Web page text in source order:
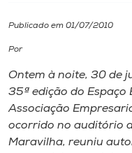
Cultura
CPA
Biblioteca
Publicado em 01/07/2010
Por
Ontem à noite, 30 de
35ª edição do
Associação
ocorrido no auditório
Maravilha, reuniu